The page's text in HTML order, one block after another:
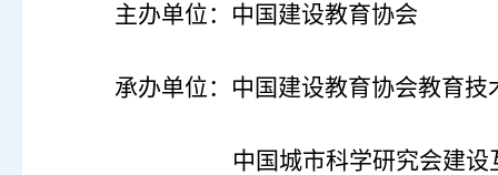
主办单位：中国建设教育协会
承办单位：中国建设教育协会教育技
中国城市科学研究会建设